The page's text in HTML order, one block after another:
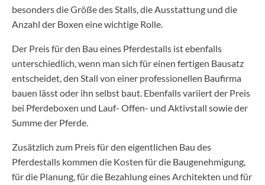
besonders die Größe des Stalls, die Ausstattung und die
Anzahl der Boxen eine wichtige Rolle.
Der Preis für den Bau eines Pferdestalls ist ebenfalls
unterschiedlich, wenn man sich für einen fertigen Bausatz
entscheidet, den Stall von einer professionellen Baufirma
bauen lässt oder ihn selbst baut. Ebenfalls variiert der Preis
bei Pferdeboxen und Lauf- Offen- und Aktivstall sowie der
Summe der Pferde.
Zusätzlich zum Preis für den eigentlichen Bau des
Pferdestalls kommen die Kosten für die Baugenehmigung,
für die Planung, für die Bezahlung eines Architekten und für